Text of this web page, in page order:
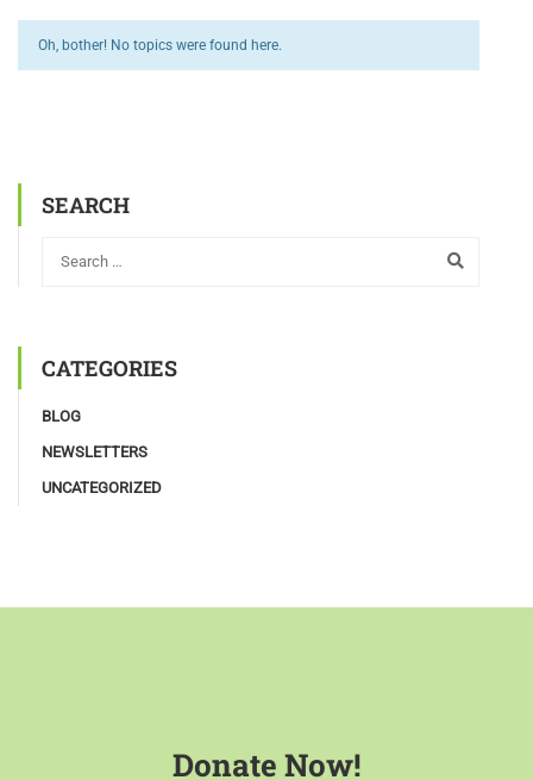
Oh, bother! No topics were found here.
SEARCH
CATEGORIES
BLOG
NEWSLETTERS
UNCATEGORIZED
Donate Now!